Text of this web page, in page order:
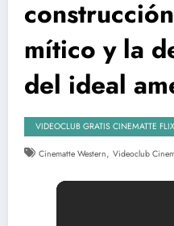
mítico y la
del ideal
VIDEOCLUB GRATIS CINEMATTE FLIX
Cinematte Western, Videoclub